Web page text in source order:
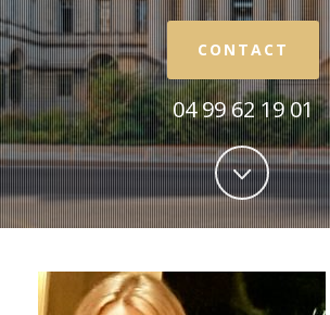
CONTACT
04 99 62 19 01